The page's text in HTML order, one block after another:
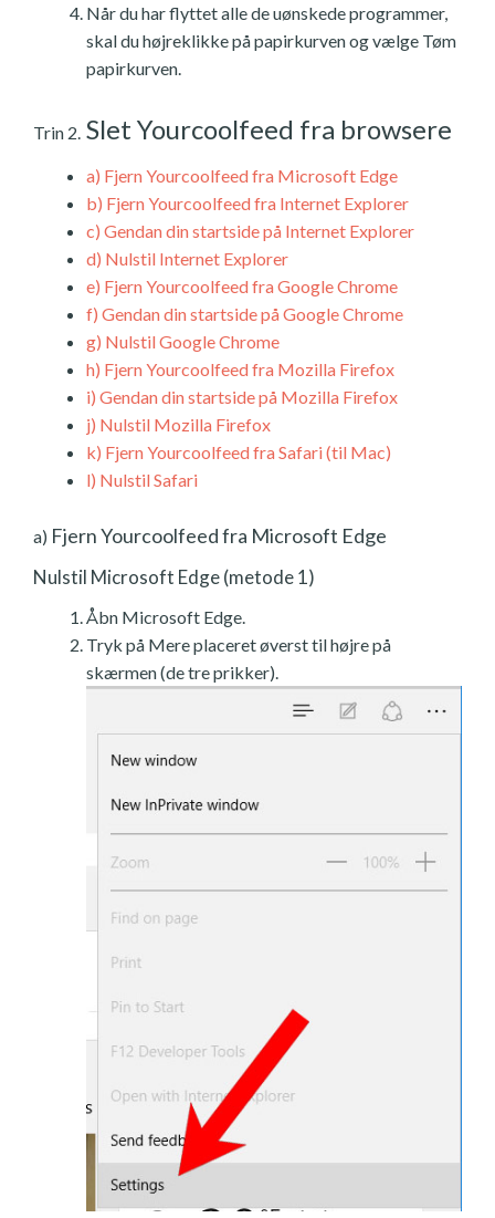
Når du har flyttet alle de uønskede programmer,
skal du højreklikke på papirkurven og vælge Tøm
papirkurven.
Trin 2. Slet Yourcoolfeed fra browsere
a) Fjern Yourcoolfeed fra Microsoft Edge
b) Fjern Yourcoolfeed fra Internet Explorer
c) Gendan din startside på Internet Explorer
d) Nulstil Internet Explorer
e) Fjern Yourcoolfeed fra Google Chrome
f) Gendan din startside på Google Chrome
g) Nulstil Google Chrome
h) Fjern Yourcoolfeed fra Mozilla Firefox
i) Gendan din startside på Mozilla Firefox
j) Nulstil Mozilla Firefox
k) Fjern Yourcoolfeed fra Safari (til Mac)
l) Nulstil Safari
a) Fjern Yourcoolfeed fra Microsoft Edge
Nulstil Microsoft Edge (metode 1)
Åbn Microsoft Edge.
Tryk på Mere placeret øverst til højre på
skærmen (de tre prikker).